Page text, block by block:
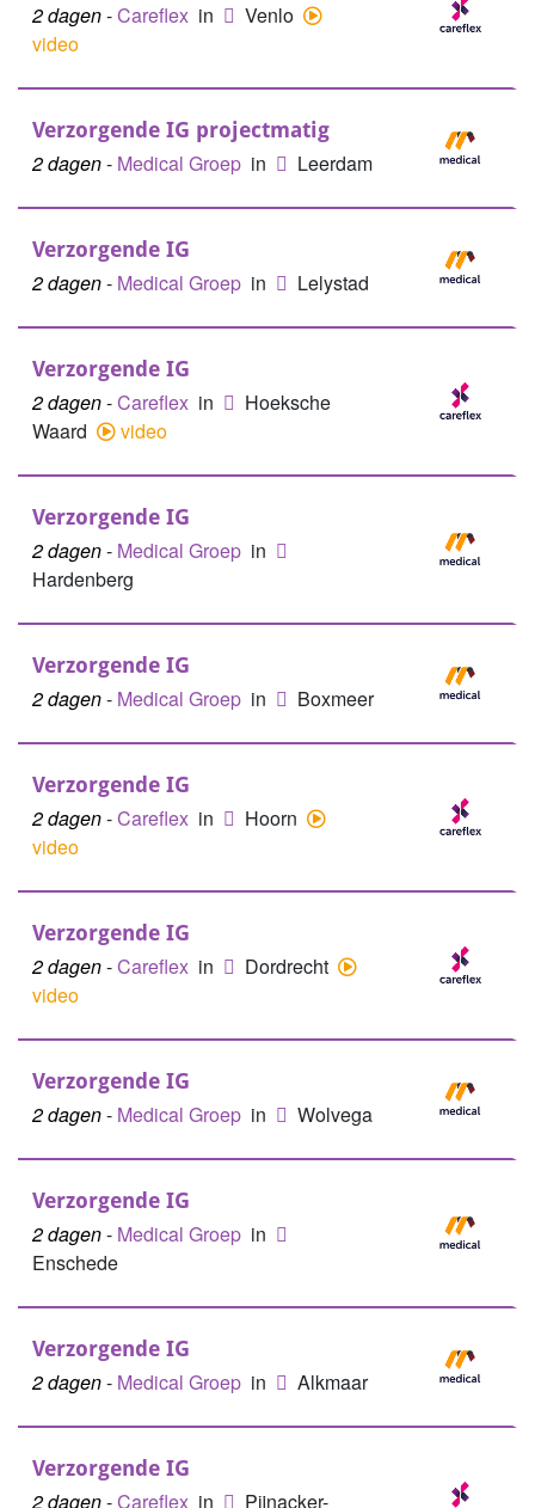
2 dagen-Careflex in
Venlo
video
Verzorgende IG projectmatig
2 dagen- Medical Groep in Leerdam
Verzorgende IG
2 dagen- Medical Groep in Lelystad
Verzorgende IG
2 dagen-Careflex in
Hoeksche
Waard
video
Verzorgende IG
2 dagen- Medical Groep in
Hardenberg
Verzorgende IG
2 dagen- Medical Groep in Boxmeer
Verzorgende IG
2 dagen-Careflex in
Hoorn
video
Verzorgende IG
2 dagen-Careflex in
Dordrecht
video
Verzorgende IG
2 dagen- Medical Groep in Wolvega
Verzorgende IG
2 dagen- Medical Groep in
Enschede
Verzorgende IG
2 dagen- Medical Groep in Alkmaar
Verzorgende IG
2 dagen-Careflex in
Pijnacker-